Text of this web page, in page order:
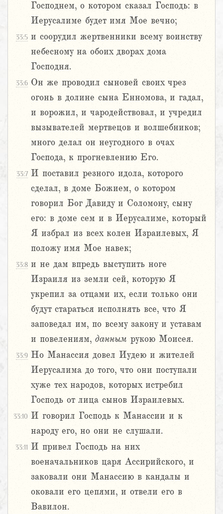
Господнем, о котором сказал Господь: в
Иерусалиме будет имя Мое вечно;
33:5 и соорудил жертвенники всему воинству
небесному на обоих дворах дома
Господня.
33:6 Он же проводил сыновей своих чрез
огонь в долине сына Енномова, и гадал,
и ворожил, и чародействовал, и учредил
вызывателей мертвецов и волшебников;
много делал он неугодного в очах
Господа, к прогневлению Его.
33:7 И поставил резного идола, которого
сделал, в доме Божием, о котором
говорил Бог Давиду и Соломону, сыну
его: в доме сем и в Иерусалиме, который
Я избрал из всех колен Израилевых, Я
положу имя Мое навек;
33:8 и не дам впредь выступить ноге
Израиля из земли сей, которую Я
укрепил за отцами их, если только они
будут стараться исполнять все, что Я
заповедал им, по всему закону и уставам
и повелениям, данным рукою Моисея.
33:9 Но Манассия довел Иудею и жителей
Иерусалима до того, что они поступали
хуже тех народов, которых истребил
Господь от лица сынов Израилевых.
33:10 И говорил Господь к Манассии и к
народу его, но они не слушали.
33:11 И привел Господь на них
военачальников царя Ассирийского, и
заковали они Манассию в кандалы и
оковали его цепями, и отвели его в
Вавилон.